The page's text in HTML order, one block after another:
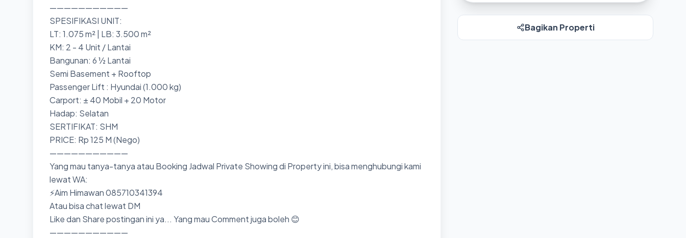
———————————
SPESIFIKASI UNIT:
LT: 1.075 m² | LB: 3.500 m²
KM: 2 - 4 Unit / Lantai
Bangunan: 6 ½ Lantai
Semi Basement + Rooftop
Passenger Lift : Hyundai (1.000 kg)
Carport: ± 40 Mobil + 20 Motor
Hadap: Selatan
SERTIFIKAT: SHM
PRICE: Rp 125 M (Nego)
———————————
Yang mau tanya-tanya atau Booking Jadwal Private Showing di Property ini, bisa menghubungi kami
lewat WA:
⚡Aim Himawan 085710341394
Atau bisa chat lewat DM
Like dan Share postingan ini ya... Yang mau Comment juga boleh 😊
———————————
Bagikan Properti